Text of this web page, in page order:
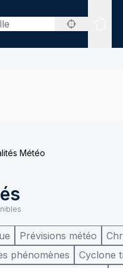
Météo
Prévisions météo
phénomènes
Cyclone